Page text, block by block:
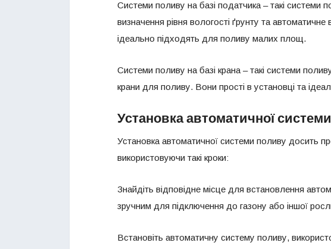
Системи поливу на базі податчика – такі системи
визначення рівня вологості ґрунту та
ідеально підходять для поливу малих площ.
Системи поливу на базі крана – такі системи
крани для поливу. Вони прості в установці та
Установка автоматичної
Установка автоматичної системи поливу досить
використовуючи такі кроки:
Знайдіть відповідне місце для встановлення
зручним для підключення до газону або іншої
Встановіть автоматичну систему поливу,